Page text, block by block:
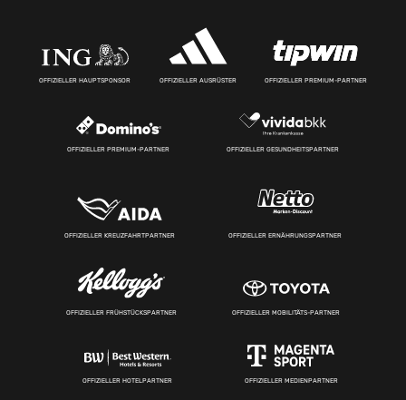
OFFIZIELLER HAUPTSPONSOR OFFIZIELLER AUSRÜSTER OFFIZIELLER PREMIUM-PARTNER
OFFIZIELLER PREMIUM-PARTNER OFFIZIELLER GESUNDHEITSPARTNER
OFFIZIELLER KREUZFAHRTPARTNER OFFIZIELLER ERNÄHRUNGSPARTNER
OFFIZIELLER FRÜHSTÜCKSPARTNER OFFIZIELLER MOBILITÄTS-PARTNER
OFFIZIELLER HOTELPARTNER OFFIZIELLER MEDIENPARTNER